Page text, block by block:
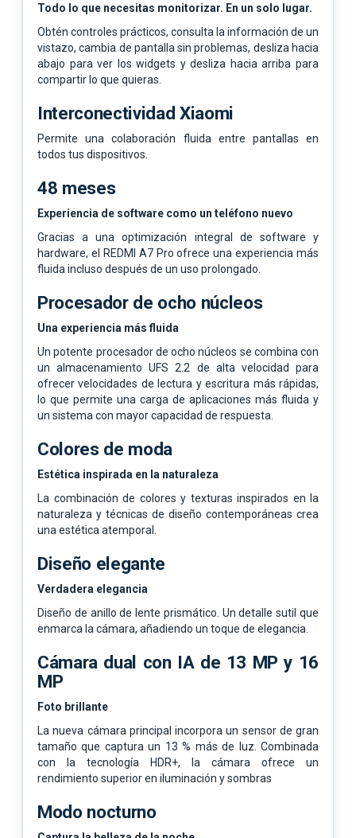
Todo lo que necesitas monitorizar. En un solo lugar.
Obtén controles prácticos, consulta la información de un
vistazo, cambia de pantalla sin problemas, desliza hacia
abajo para ver los widgets y desliza hacia arriba para
compartir lo que quieras.
Interconectividad Xiaomi
Permite una colaboración fluida entre pantallas en
todos tus dispositivos.
48 meses
Experiencia de software como un teléfono nuevo
Gracias a una optimización integral de software y
hardware, el REDMI A7 Pro ofrece una experiencia más
fluida incluso después de un uso prolongado.
Procesador de ocho núcleos
Una experiencia más fluida
Un potente procesador de ocho núcleos se combina con
un almacenamiento UFS 2.2 de alta velocidad para
ofrecer velocidades de lectura y escritura más rápidas,
lo que permite una carga de aplicaciones más fluida y
un sistema con mayor capacidad de respuesta.
Colores de moda
Estética inspirada en la naturaleza
La combinación de colores y texturas inspirados en la
naturaleza y técnicas de diseño contemporáneas crea
una estética atemporal.
Diseño elegante
Verdadera elegancia
Diseño de anillo de lente prismático. Un detalle sutil que
enmarca la cámara, añadiendo un toque de elegancia.
Cámara dual con IA de 13 MP y 16
MP
Foto brillante
La nueva cámara principal incorpora un sensor de gran
tamaño que captura un 13 % más de luz. Combinada
con la tecnología HDR+, la cámara ofrece un
rendimiento superior en iluminación y sombras
Modo nocturno